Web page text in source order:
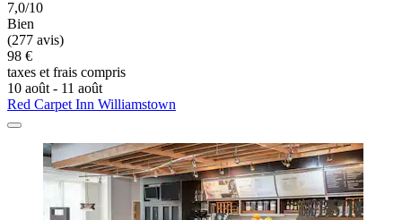
7,0/10
Bien
(277 avis)
98 €
taxes et frais compris
10 août - 11 août
Red Carpet Inn Williamstown